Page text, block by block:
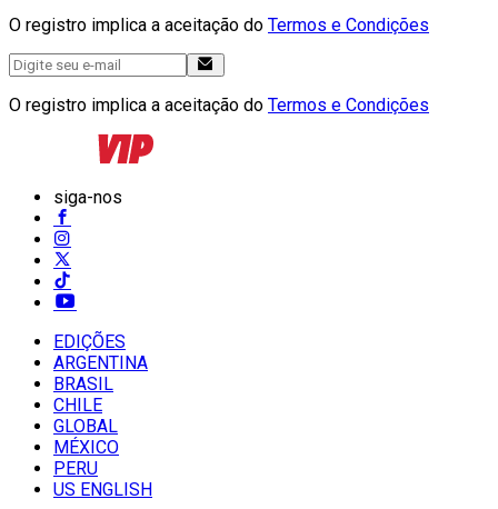
O registro implica a aceitação do Termos e Condições
O registro implica a aceitação do Termos e Condições
siga-nos
EDIÇÕES
ARGENTINA
BRASIL
CHILE
GLOBAL
MÉXICO
PERU
US ENGLISH